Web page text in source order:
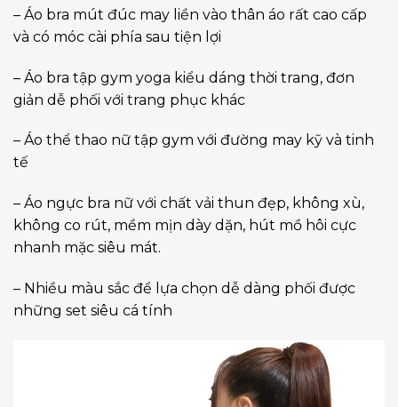
– Áo bra mút đúc may liền vào thân áo rất cao cấp
và có móc cài phía sau tiện lợi
– Áo bra tập gym yoga kiểu dáng thời trang, đơn
giản dễ phối với trang phục khác
– Áo thể thao nữ tập gym với đường may kỹ và tinh
tế
– Áo ngực bra nữ với chất vải thun đẹp, không xù,
không co rút, mềm mịn dày dặn, hút mồ hôi cực
nhanh mặc siêu mát.
– Nhiều màu sắc để lựa chọn dễ dàng phối được
những set siêu cá tính